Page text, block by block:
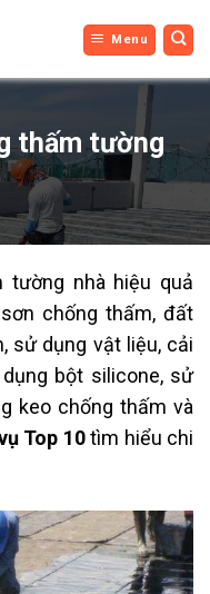
Menu
thấm tường
tường nhà hiệu quả
chống thấm, đất
sử dụng vật liệu, cải
bột silicone, sử
keo chống thấm và
Top 10tìm hiểu chi